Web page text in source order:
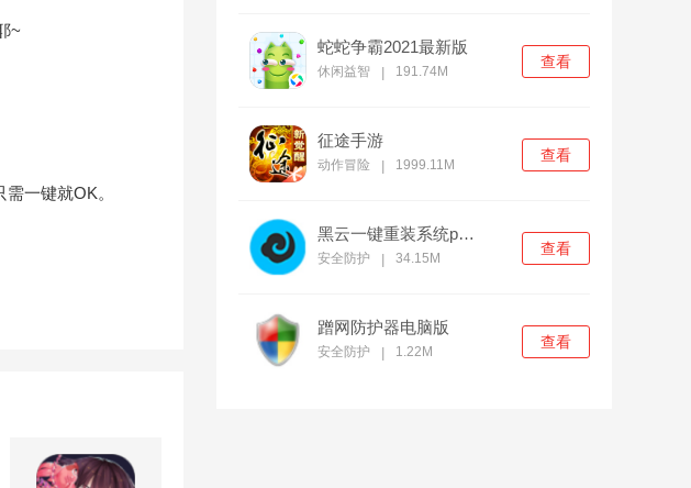
~
一键就OK。
蛇蛇争霸2021最新版
休闲益智 191.74M
查看
征途手游
动作冒险 1999.11M
查看
黑云一键重装系统pc官方版
安全防护 34.15M
查看
蹭网防护器电脑版
安全防护 1.22M
查看